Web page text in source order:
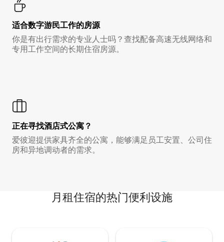
适合数字游民工作的房源
你是有出行需求的专业人士吗？查找配备高速无线网络和
专用工作空间的长期住宿房源。
正在寻找酒店式公寓？
爱彼迎提供家具齐全的公寓，能够满足员工安置、公司住
房和异地调动者的需求。
月租住宿的热门便利设施